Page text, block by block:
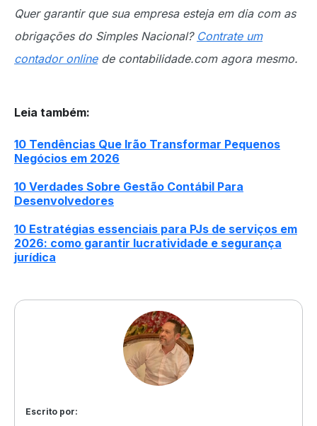
Quer garantir que sua empresa esteja em dia com as
obrigações do Simples Nacional? Contrate um
contador onlinede contabilidade.com agora mesmo.
Leia também:
10 Tendências Que Irão Transformar Pequenos
Negócios em 2026
10 Verdades Sobre Gestão Contábil Para
Desenvolvedores
10 Estratégias essenciais para PJs de serviços em
2026: como garantir lucratividade e segurança
jurídica
Escrito por: